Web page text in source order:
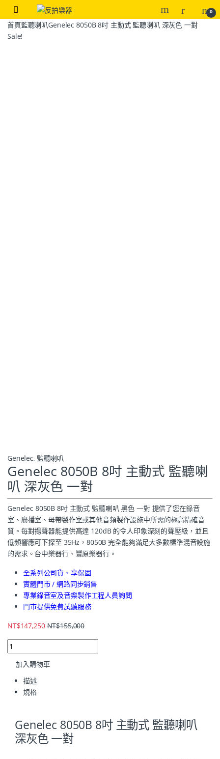
0
首頁監聽喇叭Genelec 8050B 8吋 主動式 監聽喇叭 深灰色 一對
Sale!
Genelec, 監聽喇叭
Genelec 8050B 8吋 主動式 監聽喇
叭 深灰色 一對
Genelec 8050B 8吋 主動式 監聽喇叭 黑色 一對 提供了您在錄音
室、廣播室、母帶製作室或其他音頻製作設施中所需的極高精確音
質。每對揚聲器能提供高達 120dB 的令人印象深刻的聲壓級，並且
低頻響應可下探至 35Hz，8050B 完全能夠滿足大多數標準混音設施
的需求。台中樂器行、豐原樂器行。
全系列公司貨、享保固
實體門市 / 網路同步銷售
專業錄音室及音樂製作工程人員詢問
門市提供免費試聽服務
NT$147,250 NT$155,000
加入購物車
描述
規格
Genelec 8050B 8吋 主動式 監聽喇叭
深灰色 一對